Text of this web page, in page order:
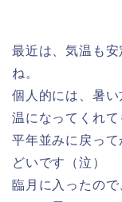
最近は、気温も
ね。
個人的には、暑
温になってくれて
平年並みに戻っ
どいです（泣）
臨月に入ったの